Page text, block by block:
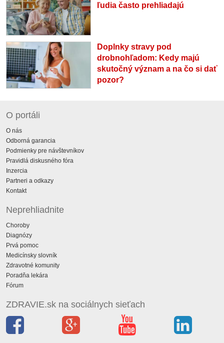
ľudia často prehliadajú
Doplnky stravy pod
drobnohľadom: Kedy majú
skutočný význam a na čo si dať
pozor?
O portáli
O nás
Odborná garancia
Podmienky pre návštevníkov
Pravidlá diskusného fóra
Inzercia
Partneri a odkazy
Kontakt
Neprehliadnite
Choroby
Diagnózy
Prvá pomoc
Medicínsky slovník
Zdravotné komunity
Poradňa lekára
Fórum
ZDRAVIE.sk na sociálnych sieťach